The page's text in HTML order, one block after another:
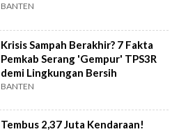
BANTEN
Krisis Sampah Berakhir? 7 Fakta
Pemkab Serang 'Gempur' TPS3R
demi Lingkungan Bersih
BANTEN
Tembus 2,37 Juta Kendaraan!